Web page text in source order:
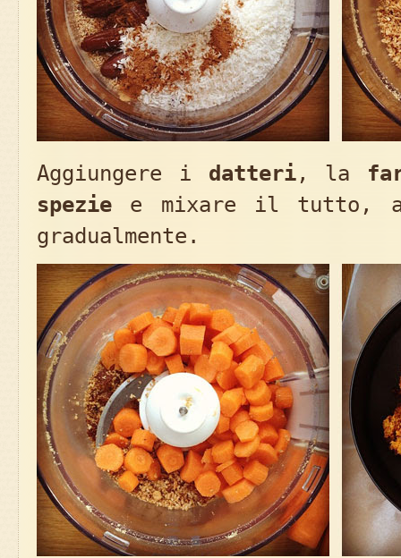
Aggiungere i datteri, la
spezie e mixare il tutto,
gradualmente.